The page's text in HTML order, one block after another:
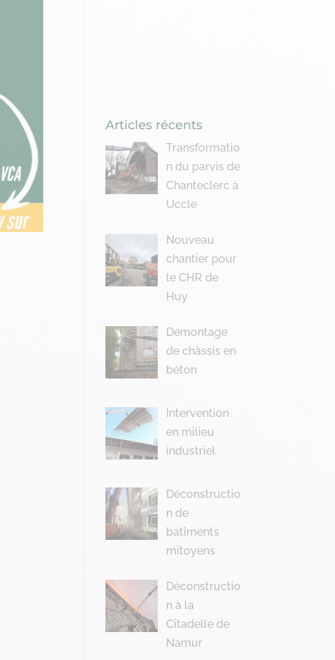
Articles récents
Transformatio
n du parvis de
Chanteclerc à
Uccle
Nouveau
chantier pour
le CHR de
Huy
Démontage
de châssis en
béton
Intervention
en milieu
industriel
Déconstructio
n de
batîments
mitoyens
Déconstructio
n à la
Citadelle de
Namur